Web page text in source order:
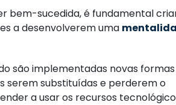
bem-sucedida, é fundamental
a desenvolverem uma
são implementadas novas
serem substituídas e perderem o
a usar os recursos